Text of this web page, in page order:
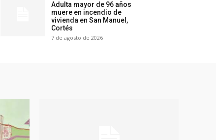
Adulta mayor de 96 años
muere en incendio de
vivienda en San Manuel,
Cortés
7 de agosto de 2026